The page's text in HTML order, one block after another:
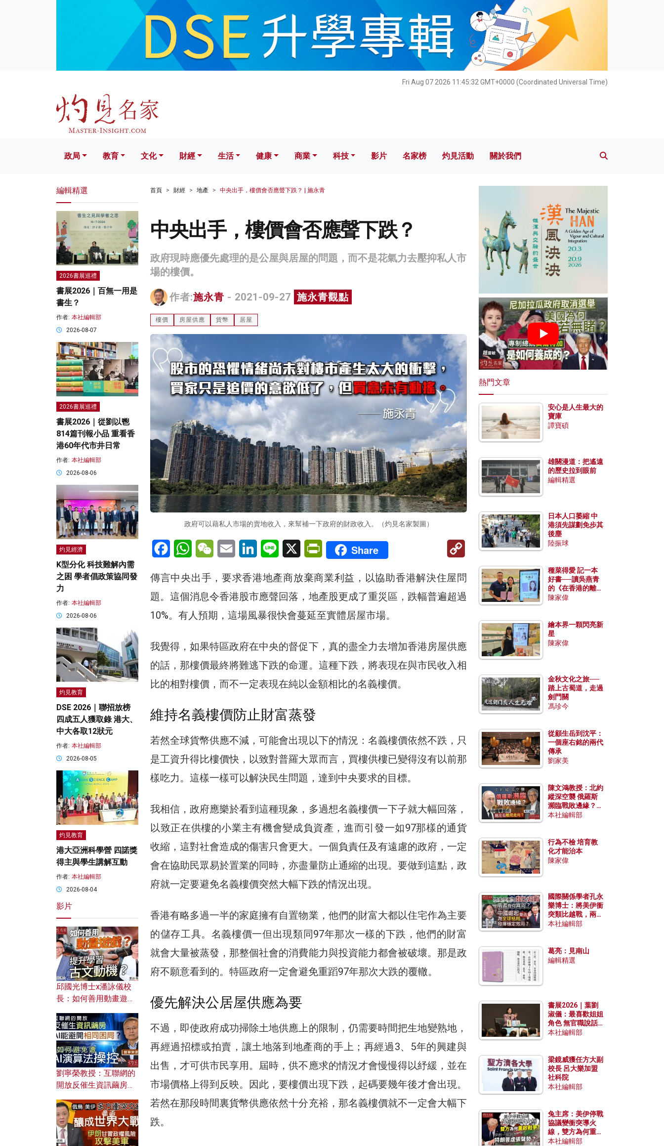
Fri Aug 07 2026 11:45:34 GMT+0000 (Coordinated Universal Time)
文化 財經 生活 健康 科技 影片 名家榜 灼見活動 關於我們
政局 教育 文化 財經 生活 健康 商業 科技 影片 名家榜 灼見活動 關於我們
首頁 財經 地產 中央出手，樓價會否應聲下跌？ | 施永青
中央出手，樓價會否應聲下跌？
政府現時應優先處理的是公屋與居屋的問題，而不是花氣力去壓抑私人市
場的樓價。
作者:施永青 - 2021-09-27 施永青觀點
樓價 房屋供應 貨幣 居屋
政府可以藉私人市場的賣地收入，來幫補一下政府的財政收入。（灼見名家製圖）
FacebookWhatsAppWeChatEmail LinkedInLine X PrintFriendly
Share
Copy
Link
傳言中央出手，要求香港地產商放棄商業利益，以協助香港解決住屋問
題。這個消息令香港股市應聲回落，地產股更成了重災區，跌幅普遍超過
10%。有人預期，這場風暴很快會蔓延至實體居屋市場。
我覺得，如果特區政府在中央的督促下，真的盡全力去增加香港房屋供應
的話，那樓價最終將難逃下跌的命運。這種下跌，將表現在與市民收入相
比的相對樓價，而不一定表現在純以金額相比的名義樓價。
維持名義樓價防止財富蒸發
若然全球貨幣供應不減，可能會出現以下的情況：名義樓價依然不跌，只
是工資升得比樓價快，以致對普羅大眾而言，買樓供樓已變得沒有以前那
樣吃力。這樣一樣可以解決民生問題，達到中央要求的目標。
我相信，政府應樂於看到這種現象，多過想名義樓價一下子就大幅回落，
以致正在供樓的小業主有機會變成負資產，進而引發一如97那樣的通貨
收縮，這對社會造成的傷害只會更大。一個負責任及有遠慮的政府，一定
會在協助民眾易於置業的同時，亦盡量防止通縮的出現。要做到這點，政
府就一定要避免名義樓價突然大幅下跌的情況出現。
香港有略多過一半的家庭擁有自置物業，他們的財富大都以住宅作為主要
的儲存工具。名義樓價一但出現類同97年那次一樣的下跌，他們的財富
就會大量被蒸發，那整個社會的消費能力與投資能力都會被破壞。那是政
府不願意看到的。特區政府一定會避免重蹈97年那次大跌的覆轍。
優先解決公居屋供應為要
不過，即使政府成功掃除土地供應上的限制，仍需要時間把生地變熟地，
再經過招標或拍賣，讓土地落到地產商的手上；再經過3、5年的興建與
出售，才可供市民享用。屆時，供不應求的情況才會慢慢得以紓緩，並在
市場價格上得到反映。因此，要樓價出現下跌，起碼要幾年後才會出現。
若然在那段時間裏貨幣供應依然十分充裕，那名義樓價就不一定會大幅下
跌。
編輯精選
2026書展巡禮
書展2026｜百無一用是
書生？
作者: 本社編輯部
2026-08-07
2026書展巡禮
書展2026｜從劉以鬯
814篇刊報小品 重看香
港60年代市井日常
作者: 本社編輯部
2026-08-06
灼見經濟
K型分化 科技難解內需
之困 學者倡政策協同發
力
作者: 本社編輯部
2026-08-06
灼見教育
DSE 2026｜聯招放榜
四成五人獲取錄 港大、
中大各取12狀元
作者: 本社編輯部
2026-08-05
灼見教育
港大亞洲科學營 四諾獎
得主與學生講解互動
作者: 本社編輯部
2026-08-04
影片
邱國光博士x潘詠儀校
長：如何善用動畫遊戲
劉寧榮教授：互聯網的
開放反催生資訊繭房，
何避免遭AI演算法操
控？
熱門文章
安心是人生最大的
寶庫
譚寶碩
雄關漫道：把遙遠
的歷史拉到眼前
編輯精選
日本人口萎縮 中
港須先謀劃免步其
後塵
陸振球
種菜得愛 記一本
好書──讀吳燕青
的《在香港的離島
種菜》
陳家偉
繪本界一顆閃亮新
星
陳家偉
金秋文化之旅──
踏上古蜀道，走過
劍門關
馮珍今
從顧生岳到沈平：
一個座右銘的兩代
傳承
劉家美
陳文鴻教授：北約
縱深空襲 俄羅斯
瀕臨戰敗邊緣？中
國零部件能左右戰
本社編輯部
行為不檢 培育教
化才能治本
陳家偉
國際關係學者孔永
樂博士：將美伊衝
突類比越戰，兩者
有何異同？中國崛
本社編輯部
葛亮：見南山
編輯精選
書展2026｜葉劉
淑儀：最喜歡姐姐
角色 無官職說話
包袱少
本社編輯部
梁鏡威獲任方大副
校長 呂大樂加盟
社科院
本社編輯部
兔主席：美伊停戰
協議變衝突導火
線，雙方為何重啟
戰爭？伊朗一早洞
本社編輯部